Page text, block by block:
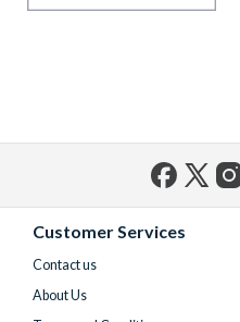
Customer Services
Contact us
About Us